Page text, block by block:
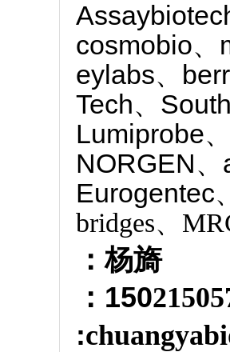
cosmobio、
eylabs、
Tech、
Lumiprobe
NORGEN、
Eurogentec
bridges、
：杨旖
：150
: